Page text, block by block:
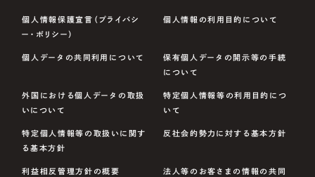
個人情報保護宣言（プライバシ
ー・ポリシー）
個人情報の利用目的について
個人データの共同利用について 保有個人データの開示等の手続
について
外国における個人データの取扱
いについて
特定個人情報等の利用目的につ
いて
特定個人情報等の取扱いに関す
る基本方針
反社会的勢力に対する基本方針
利益相反管理方針の概要 法人等のお客さまの情報の共同